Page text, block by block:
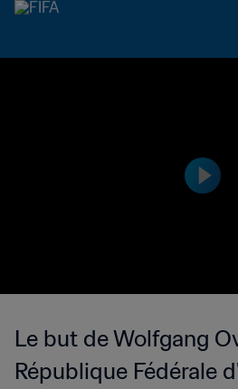
Le but de Wolfgang
République Fédérale